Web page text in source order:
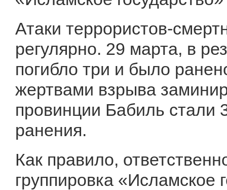
Атаки террористов-
регулярно. 29 марта, в
погибло три и было
жертвами взрыва
провинции Бабиль стали
ранения.
Как правило,
группировка